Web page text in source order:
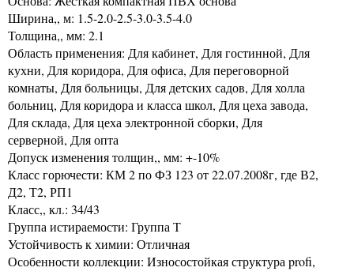
Ширина,, м: 1.5-2.0-2.5-3.0-3.5-4.0
Толщина,, мм: 2.1
Область применения: Для кабинет, Для гостинной, Для
кухни, Для коридора, Для офиса, Для переговорной
комнаты, Для больницы, Для детских садов, Для холла
больниц, Для коридора и класса школ, Для цеха завода,
Для склада, Для цеха электронной сборки, Для
серверной, Для опта
Допуск изменения толщин,, мм: +-10%
Класс горючести: КМ 2 по ФЗ 123 от 22.07.2008г, где В2,
Д2, Т2, РП1
Класс,, кл.: 34/43
Группа истираемости: Группа Т
Устойчивость к химии: Отличная
Особенности коллекции: Износостойкая структура profi,